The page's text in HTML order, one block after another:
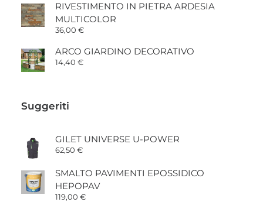
da
RIVESTIMENTO IN PIETRA ARDESIA
MULTICOLOR
36,00 €
ARCO GIARDINO DECORATIVO
14,40 €
Suggeriti
GILET UNIVERSE U-POWER
62,50 €
SMALTO PAVIMENTI EPOSSIDICO
HEPOPAV
119,00 €